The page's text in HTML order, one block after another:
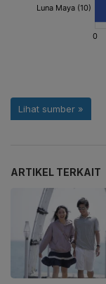
ARTIKEL TERKAIT